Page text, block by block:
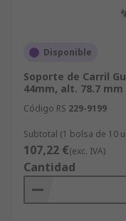
Disponible
Soporte de Carril
44mm, alt. 78.7 mm
Código RS 229-9199
Subtotal (1 bolsa de 10
107,22 €(exc. IVA)
Cantidad